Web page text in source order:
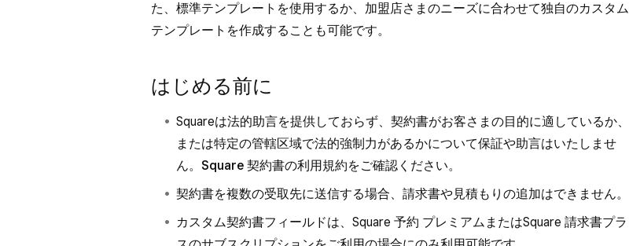
た、標準テンプレートを使用するか、加盟店さまのニーズに合わせて独自のカスタム
テンプレートを作成することも可能です。
はじめる前に
Squareは法的助言を提供しておらず、契約書がお客さまの目的に適しているか、
または特定の管轄区域で法的強制力があるかについて保証や助言はいたしませ
ん。 Square 契約書の利用規約をご確認ください。
契約書を複数の受取先に送信する場合、請求書や見積もりの追加はできません。
カスタム契約書フィールドは、Square 予約 プレミアムまたはSquare 請求書プラ